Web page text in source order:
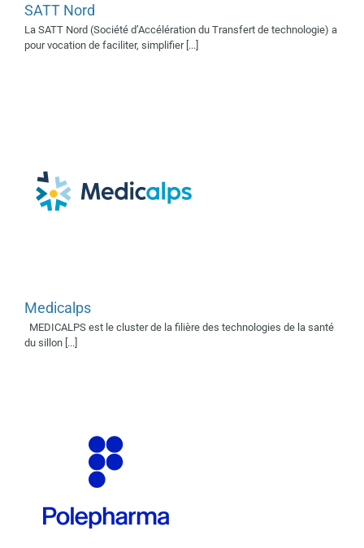
SATT Nord
La SATT Nord (Société d’Accélération du Transfert de technologie) a
pour vocation de faciliter, simplifier [...]
Medicalps
Supporter 2018 Supporter 2024
Supporters 2019
Supporters
Medicalps
MEDICALPS est le cluster de la filière des technologies de la santé
du sillon [...]
Polepharma
Supporter 2018 Supporter
2023